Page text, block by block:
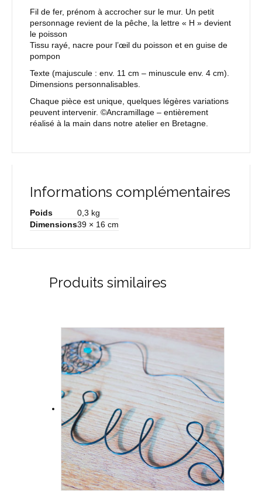
Fil de fer, prénom à accrocher sur le mur. Un petit
personnage revient de la pêche, la lettre « H » devient
le poisson
Tissu rayé, nacre pour l’œil du poisson et en guise de
pompon
Texte (majuscule : env. 11 cm – minuscule env. 4 cm).
Dimensions personnalisables.
Chaque pièce est unique, quelques légères variations
peuvent intervenir. ©Ancramillage – entièrement
réalisé à la main dans notre atelier en Bretagne.
Informations complémentaires
Poids
0,3 kg
Dimensions39 × 16 cm
Produits similaires